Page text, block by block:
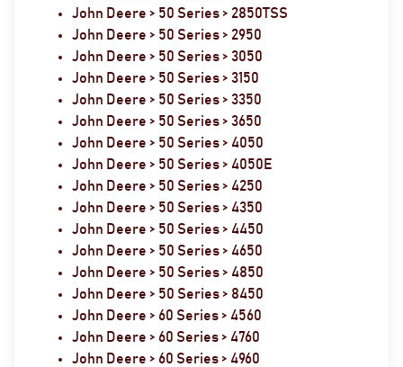
John Deere > 50 Series > 2850TSS
John Deere > 50 Series > 2950
John Deere > 50 Series > 3050
John Deere > 50 Series > 3150
John Deere > 50 Series > 3350
John Deere > 50 Series > 3650
John Deere > 50 Series > 4050
John Deere > 50 Series > 4050E
John Deere > 50 Series > 4250
John Deere > 50 Series > 4350
John Deere > 50 Series > 4450
John Deere > 50 Series > 4650
John Deere > 50 Series > 4850
John Deere > 50 Series > 8450
John Deere > 60 Series > 4560
John Deere > 60 Series > 4760
John Deere > 60 Series > 4960